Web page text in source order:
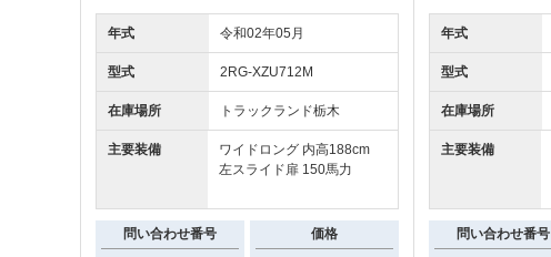
年式 令和02年05月
型式 2RG-XZU712M
在庫場所 トラックランド栃木
主要装備
ワイドロング 内高188cm
左スライド扉 150馬力
問い合わせ番号 価格
年式
型式
在庫場所
主要装備
問い合わせ番号